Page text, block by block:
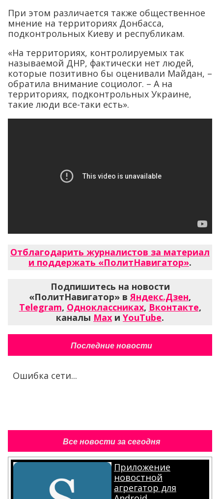
При этом различается также общественное
мнение на территориях Донбасса,
подконтрольных Киеву и республикам.
«На территориях, контролируемых так
называемой ДНР, фактически нет людей,
которые позитивно бы оценивали Майдан, –
обратила внимание социолог. – А на
территориях, подконтрольных Украине,
такие люди все-таки есть».
Отблагодарить журналистов за материал
и поддержать «ПолитНавигатор».
Подпишитесь на новости
«ПолитНавигатор» вЯндекс.Дзен,
Telegram, Одноклассниках, Вконтакте,
каналы Max и YouTube.
Последние новости
Ошибка сети...
Все новости за сегодня
Приложение
новостной
агрегатор для